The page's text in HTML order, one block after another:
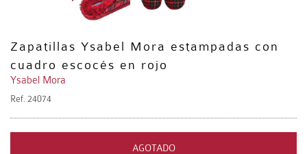
Zapatillas Ysabel Mora estampadas con
cuadro escocés en rojo
Ysabel Mora
Ref. 24074
AGOTADO